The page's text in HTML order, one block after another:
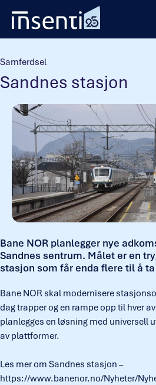
Samferdsel
Sandnes stasjon
Bane NOR planlegger nye
Sandnes sentrum. Målet er en
stasjon som får enda flere til å
Bane NOR skal modernisere
dag trapper og en rampe opp til hver
planlegges en løsning med universell
av plattformer.
Les mer om Sandnes stasjon –
https://www.banenor.no/Nyheter/